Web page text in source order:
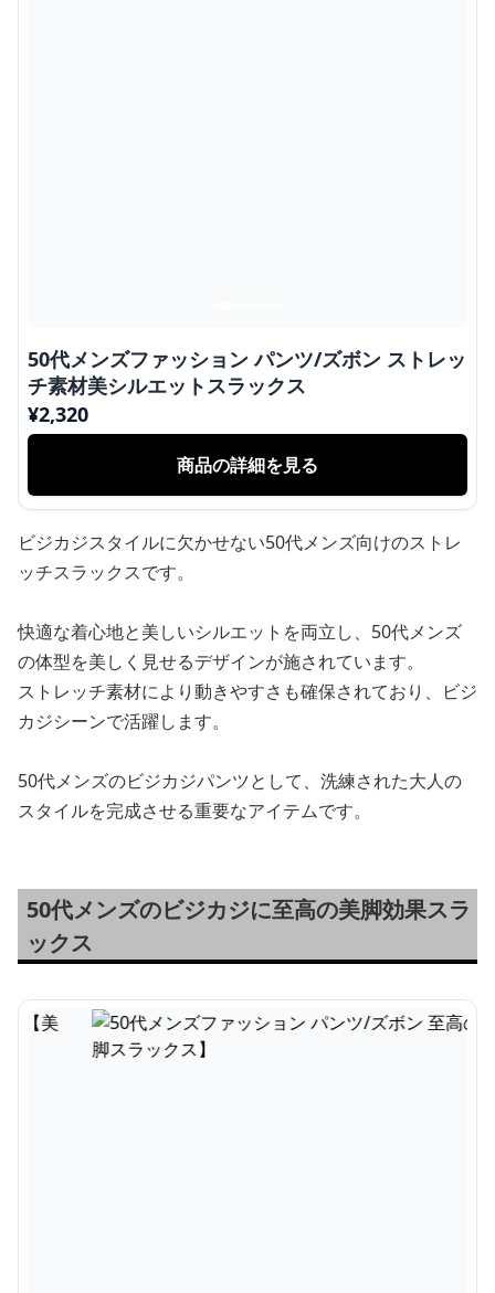
50代メンズファッション パンツ/ズボン ストレッ
チ素材美シルエットスラックス
¥2,320
商品の詳細を見る
ビジカジスタイルに欠かせない50代メンズ向けのストレ
ッチスラックスです。
快適な着心地と美しいシルエットを両立し、50代メンズ
の体型を美しく見せるデザインが施されています。
ストレッチ素材により動きやすさも確保されており、ビジ
カジシーンで活躍します。
50代メンズのビジカジパンツとして、洗練された大人の
スタイルを完成させる重要なアイテムです。
50代メンズのビジカジに至高の美脚効果スラ
ックス